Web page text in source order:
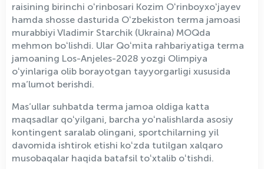
raisining birinchi oʻrinbosari Kozim Oʻrinboyxoʻjayev
hamda shosse dasturida Oʻzbekiston terma jamoasi
murabbiyi Vladimir Starchik (Ukraina) MOQda
mehmon boʻlishdi. Ular Qoʻmita rahbariyatiga terma
jamoaning Los-Anjeles-2028 yozgi Olimpiya
oʻyinlariga olib borayotgan tayyorgarligi xususida
ma’lumot berishdi.
Mas’ullar suhbatda terma jamoa oldiga katta
maqsadlar qoʻyilgani, barcha yoʻnalishlarda asosiy
kontingent saralab olingani, sportchilarning yil
davomida ishtirok etishi koʻzda tutilgan xalqaro
musobaqalar haqida batafsil toʻxtalib oʻtishdi.